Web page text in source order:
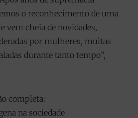
o reconhecimento de uma
vem cheia de novidades,
por mulheres, muitas
durante tanto tempo”,
completa:
na sociedade